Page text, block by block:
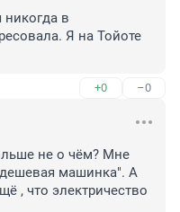
никогда в
Я на Тойоте
+0 –0
не о чём? Мне
машинка". А
, что электричество